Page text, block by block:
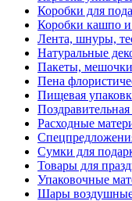
Коробки для
Коробки кашпо
Лента, шнуры,
Натуральные
Пакеты,
Пена
Пищевая
Расходные
Сумки для
Товары для
Упаковочные
Шары